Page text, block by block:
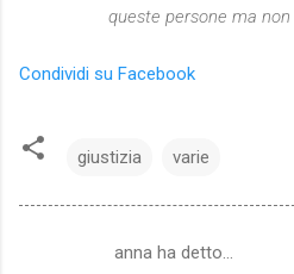
queste persone ma
Condividi su Facebook
giustizia varie
anna ha detto…